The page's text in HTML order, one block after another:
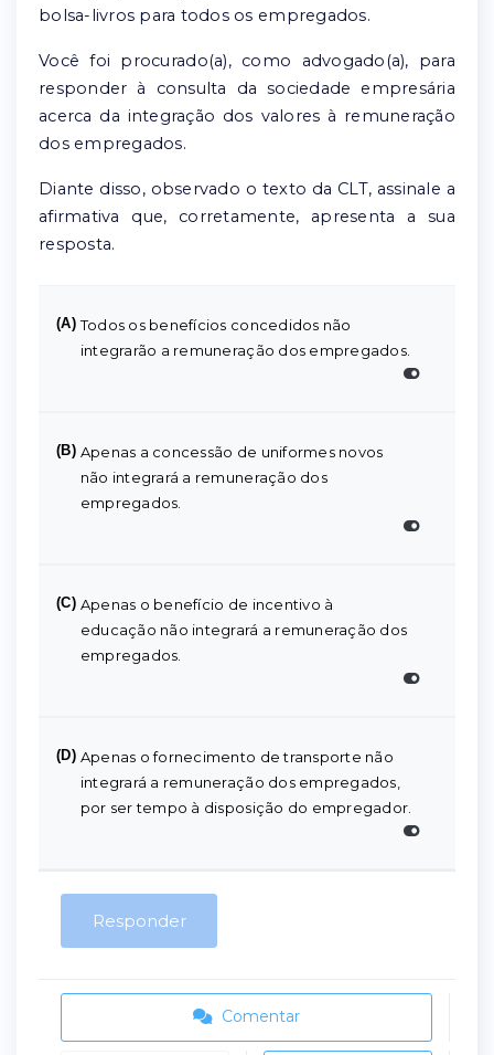
bolsa-livros para todos os empregados.
Você foi procurado(a), como advogado(a), para
responder à consulta da sociedade empresária
acerca da integração dos valores à remuneração
dos empregados.
Diante disso, observado o texto da CLT, assinale a
afirmativa que, corretamente, apresenta a sua
resposta.
(A) Todos os benefícios concedidos não
integrarão a remuneração dos empregados.
(B) Apenas a concessão de uniformes novos
não integrará a remuneração dos
empregados.
(C) Apenas o benefício de incentivo à
educação não integrará a remuneração dos
empregados.
(D) Apenas o fornecimento de transporte não
integrará a remuneração dos empregados,
por ser tempo à disposição do empregador.
Responder
Comentar